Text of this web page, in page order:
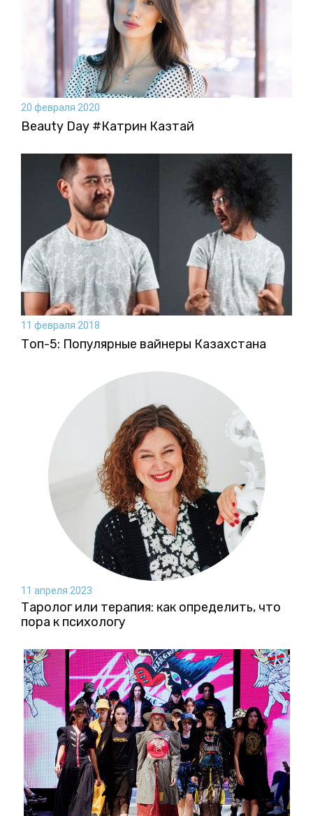
20 февраля 2020
Beauty Day #Катрин Казтай
11 февраля 2018
Топ-5: Популярные вайнеры Казахстана
11 апреля 2023
Таролог или терапия: как определить, что
пора к психологу